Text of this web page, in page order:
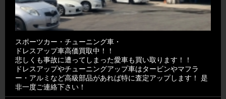
スポーツカー・チューニング車・
ドレスアップ車高価買取中！！
悲しくも事故に遭ってしまった愛車も買い取ります！！
ドレスアップやチューニングアップ車はタービンやマフラ
ー・アルミなど高級部品があれば特に査定アップします！ 是
非一度ご連絡下さい！